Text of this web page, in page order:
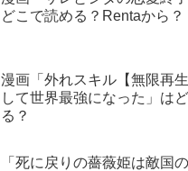
どこで読める？Rentaから？
漫画「外れスキル【無限再
して世界最強になった」は
る？
「死に戻りの薔薇姫は敵国